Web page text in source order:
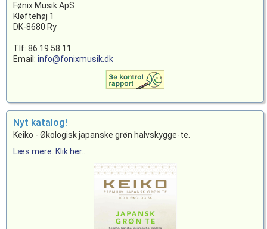
Fønix Musik ApS
Kløftehøj 1
DK-8680 Ry
Tlf: 86 19 58 11
Email: info@fonixmusik.dk
Nyt katalog!
Keiko - Økologisk japanske grøn halvskygge-te.
Læs mere. Klik her...